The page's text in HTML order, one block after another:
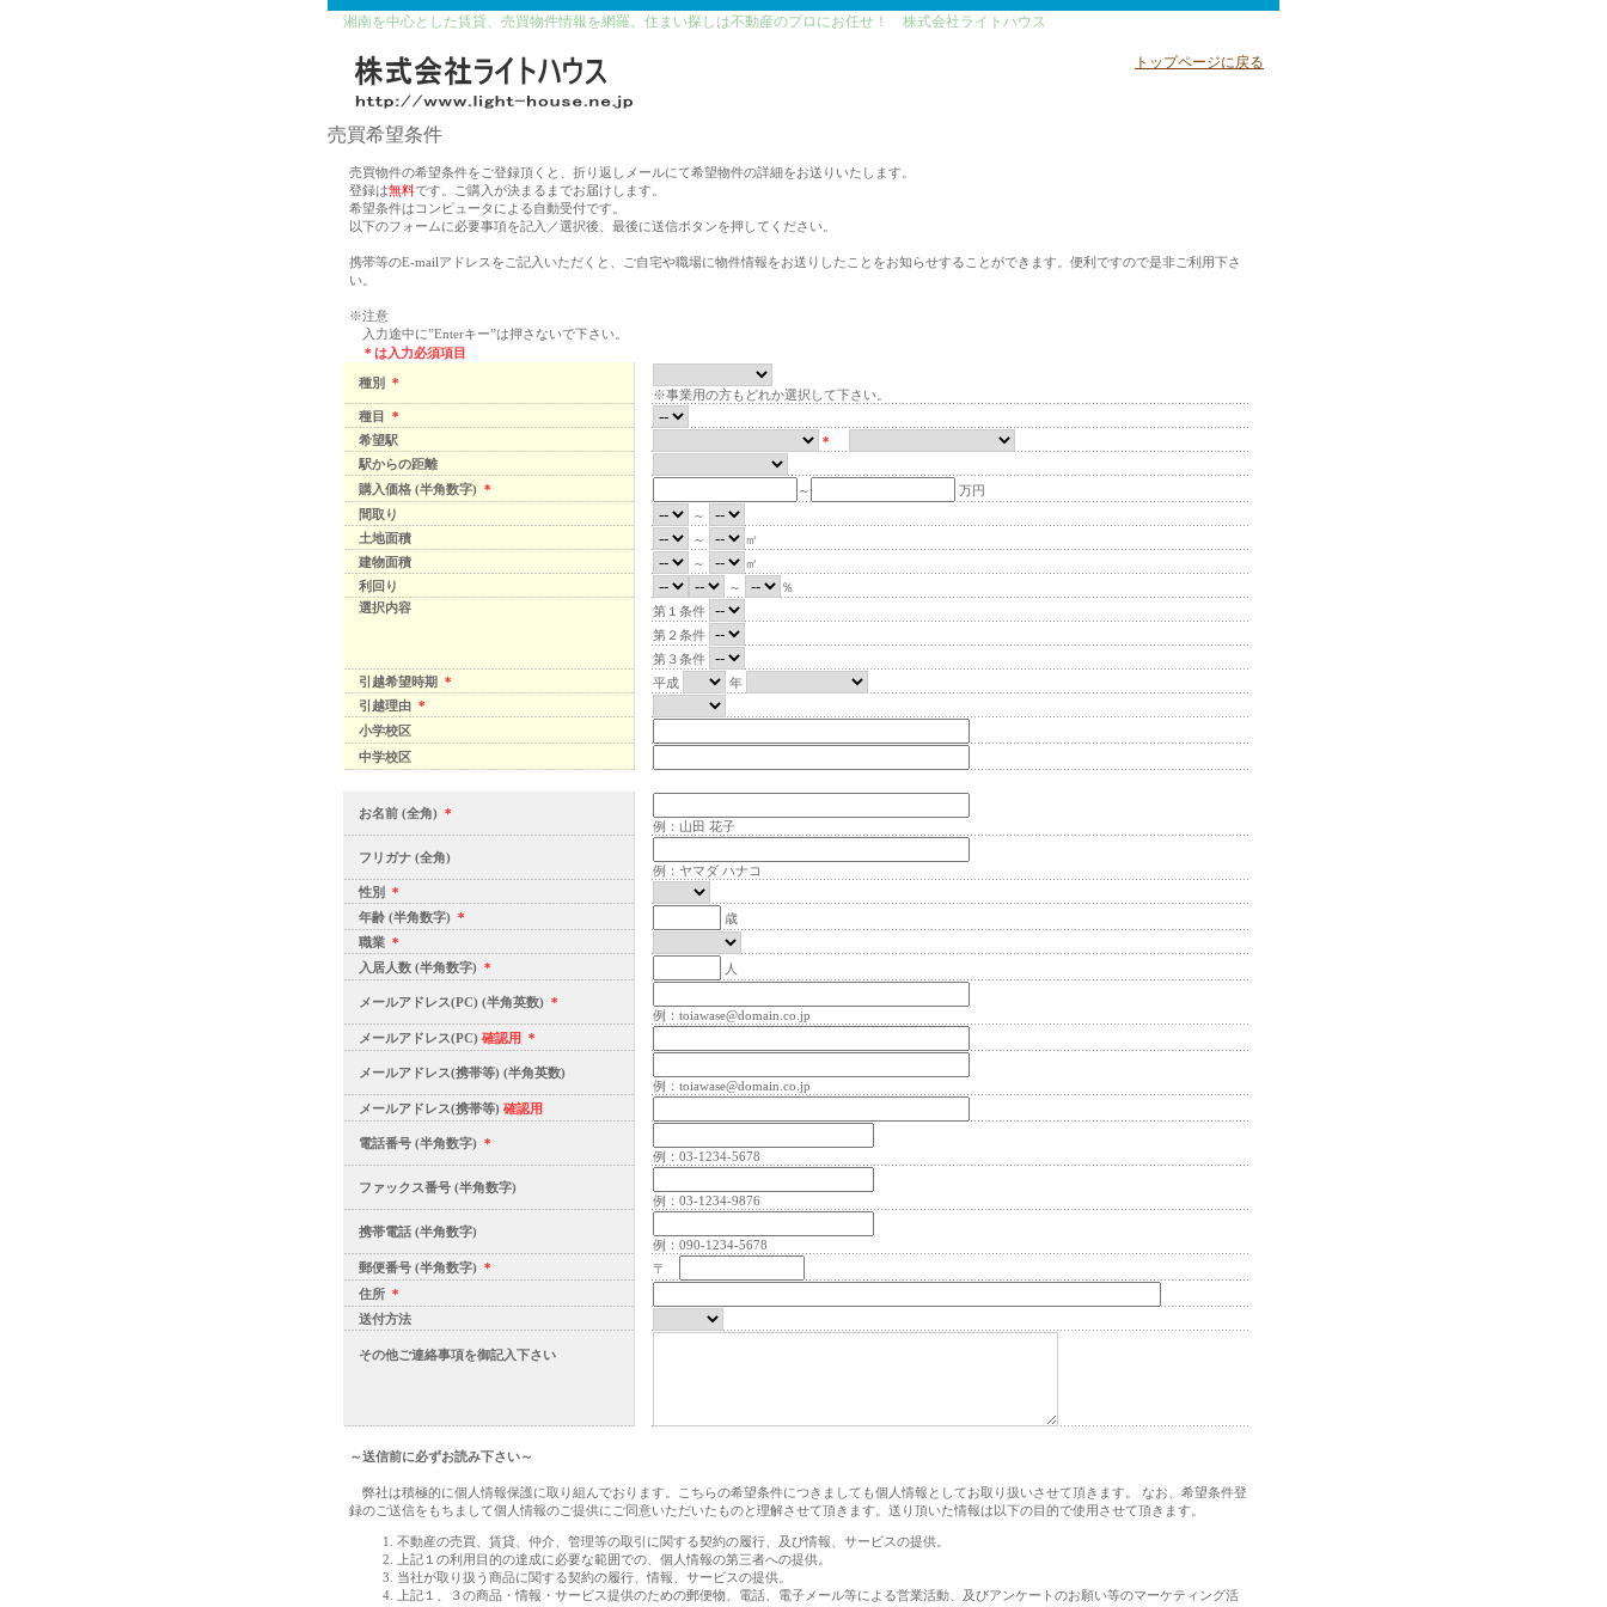
湘南を中心とした賃貸、売買物件情報を網羅。住まい探しは不動産のプロにお任せ！ 株式会社ライトハウス
トップページに戻る
売買希望条件
売買物件の希望条件をご登録頂くと、折り返しメールにて希望物件の詳細をお送りいたします。
登録は無料です。ご購入が決まるまでお届けします。
希望条件はコンピュータによる自動受付です。
以下のフォームに必要事項を記入／選択後、最後に送信ボタンを押してください。
携帯等のE-mailアドレスをご記入いただくと、ご自宅や職場に物件情報をお送りしたことをお知らせすることができます。便利ですので是非ご利用下さ
い。
※注意
入力途中に”Enterキー”は押さないで下さい。
＊は入力必須項目
種別
＊
※事業用の方もどれか選択して下さい。
種目
＊
希望駅
＊
駅からの距離
購入価格 (半角数字) ＊ ～
万円
間取り
～
土地面積
～
㎡
建物面積
～
㎡
利回り
～
％
選択内容
第１条件
第２条件
第３条件
引越希望時期 ＊ 平成
年
引越理由 ＊
小学校区
中学校区
お名前 (全角) ＊
例：山田 花子
フリガナ (全角)
例：ヤマダ ハナコ
性別
＊
年齢 (半角数字) ＊
歳
職業 ＊
入居人数 (半角数字) ＊ 人
メールアドレス(PC) (半角英数) ＊
例：toiawase@domain.co.jp
メールアドレス(PC) 確認用 ＊
メールアドレス(携帯等) (半角英数)
例：toiawase@domain.co.jp
メールアドレス(携帯等) 確認用
電話番号 (半角数字) ＊
例：03-1234-5678
ファックス番号 (半角数字)
例：03-1234-9876
携帯電話 (半角数字)
例：090-1234-5678
郵便番号 (半角数字) ＊
〒
住所 ＊
送付方法
その他ご連絡事項を御記入下さい
～送信前に必ずお読み下さい～
弊社は積極的に個人情報保護に取り組んでおります。こちらの希望条件につきましても個人情報としてお取り扱いさせて頂きます。 なお、希望条件登
録のご送信をもちまして個人情報のご提供にご同意いただいたものと理解させて頂きます。送り頂いた情報は以下の目的で使用させて頂きます。
不動産の売買、賃貸、仲介、管理等の取引に関する契約の履行、及び情報、サービスの提供。
上記１の利用目的の達成に必要な範囲での、個人情報の第三者への提供。
当社が取り扱う商品に関する契約の履行、情報、サービスの提供。
上記１、３の商品・情報・サービス提供のための郵便物、電話、電子メール等による営業活動、及びアンケートのお願い等のマーケティング活